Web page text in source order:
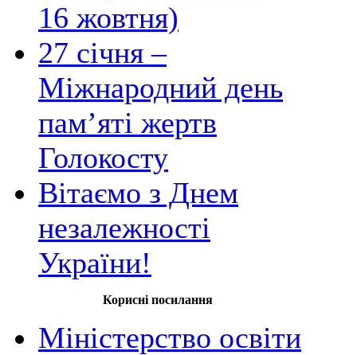
16 жовтня)
27 січня –
Міжнародний день
пам’яті жертв
Голокосту
Вітаємо з Днем
незалежності
України!
Корисні посилання
Міністерство освіти